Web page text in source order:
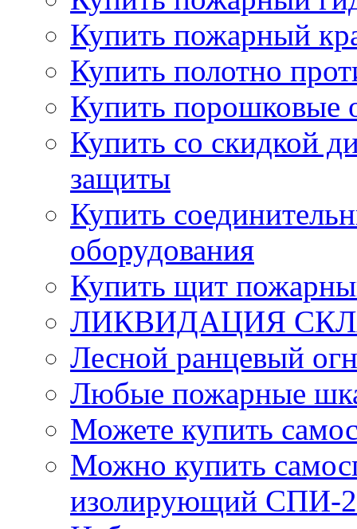
Купить пожарный
Купить полотно
Купить порошковые
Купить со скидкой
защиты
Купить
оборудования
Купить щит
ЛИКВИДАЦИЯ
Лесной ранцевый
Любые пожарные
Можете купить
Можно купить
изолирующий СПИ-